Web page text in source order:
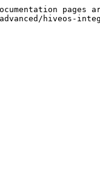
pages
hiveos-